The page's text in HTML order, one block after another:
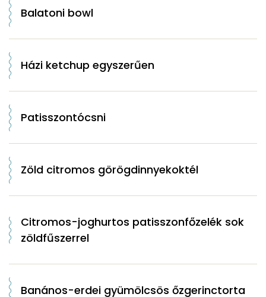
Balatoni bowl
Házi ketchup egyszerűen
Patisszontócsni
Zöld citromos görögdinnyekoktél
Citromos-joghurtos patisszonfőzelék sok
zöldfűszerrel
Banános-erdei gyümölcsös őzgerinctorta